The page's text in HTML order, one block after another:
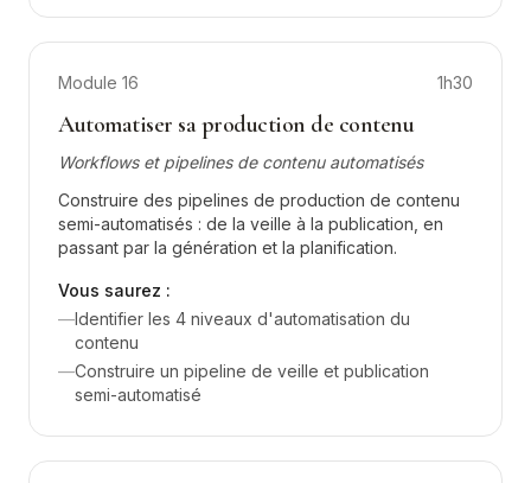
Module 16 1h30
Automatiser sa production de contenu
Workflows et pipelines de contenu automatisés
Construire des pipelines de production de contenu
semi-automatisés : de la veille à la publication, en
passant par la génération et la planification.
Vous saurez :
—Identifier les 4 niveaux d'automatisation du
contenu
—Construire un pipeline de veille et publication
semi-automatisé